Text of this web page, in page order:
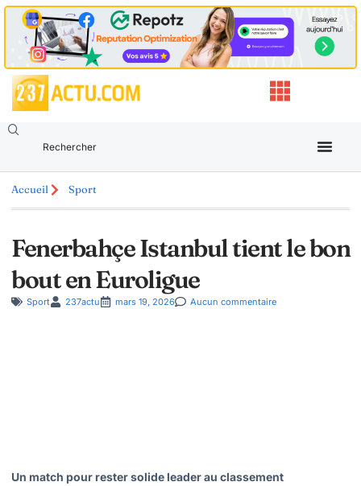
Accueil Sport
Fenerbahçe Istanbul tient le bon
bout en Euroligue
Sport 237actu mars 19, 2026 Aucun commentaire
Un match pour rester solide leader au classement